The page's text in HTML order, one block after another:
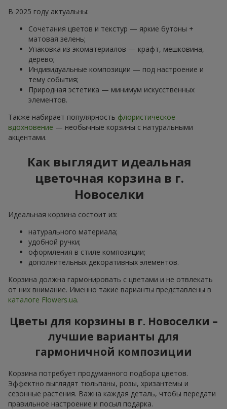
В 2025 году актуальны:
Сочетания цветов и текстур — яркие бутоны +
матовая зелень;
Упаковка из экоматериалов — крафт, мешковина,
дерево;
Индивидуальные композиции — под настроение и
тему события;
Природная эстетика — минимум искусственных
элементов.
Также набирает популярность флористическое
вдохновение — необычные корзины с натуральными
акцентами.
Как выглядит идеальная
цветочная корзина в г.
Новоселки
Идеальная корзина состоит из:
натурального материала;
удобной ручки;
оформления в стиле композиции;
дополнительных декоративных элементов.
Корзина должна гармонировать с цветами и не отвлекать
от них внимание. Именно такие варианты представлены в
каталоге Flowers.ua.
Цветы для корзины в г. Новоселки –
лучшие варианты для
гармоничной композиции
Корзина потребует продуманного подбора цветов.
Эффектно выглядят тюльпаны, розы, хризантемы и
сезонные растения. Важна каждая деталь, чтобы передати
правильное настроение и посыл подарка.